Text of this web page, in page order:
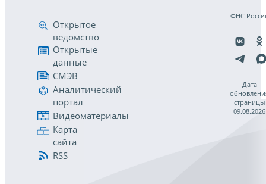
Открытое
ведомство
Открытые
данные
СМЭВ
Аналитический
портал
Видеоматериалы
Карта
сайта
RSS
ФНС
Дата
страницы
09.08.2026